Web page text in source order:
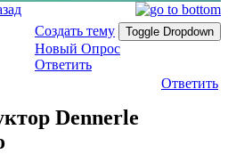
Создать тему
Toggle Dropdown
Новый Опрос
Ответить
Ответить
Dennerle